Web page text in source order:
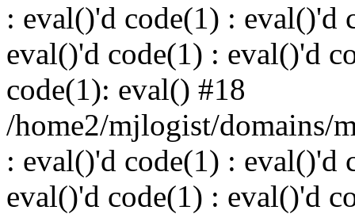
: eval()'d code(1) : eval()'d
eval()'d code(1) : eval()'d
code(1): eval() #18
/home2/mjlogist/domains/
: eval()'d code(1) : eval()'d
eval()'d code(1) : eval()'d